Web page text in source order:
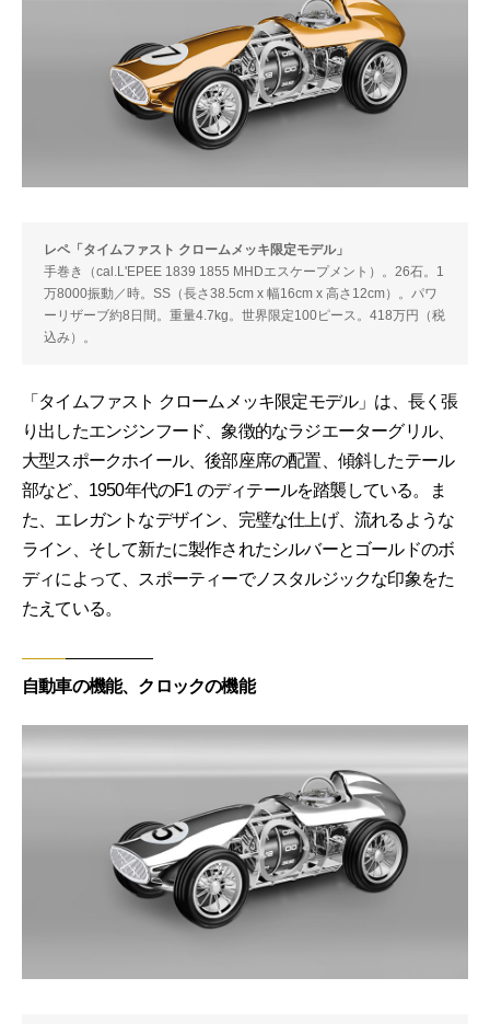
レペ「タイムファスト クロームメッキ限定モデル」
手巻き（cal.L'EPEE 1839 1855 MHDエスケープメント）。26石。1
万8000振動／時。SS（長さ38.5cm x 幅16cm x 高さ12cm）。パワ
ーリザーブ約8日間。重量4.7kg。世界限定100ピース。418万円（税
込み）。
「タイムファスト クロームメッキ限定モデル」は、長く張
り出したエンジンフード、象徴的なラジエーターグリル、
大型スポークホイール、後部座席の配置、傾斜したテール
部など、1950年代のF1 のディテールを踏襲している。ま
た、エレガントなデザイン、完璧な仕上げ、流れるような
ライン、そして新たに製作されたシルバーとゴールドのボ
ディによって、スポーティーでノスタルジックな印象をた
たえている。
自動車の機能、クロックの機能